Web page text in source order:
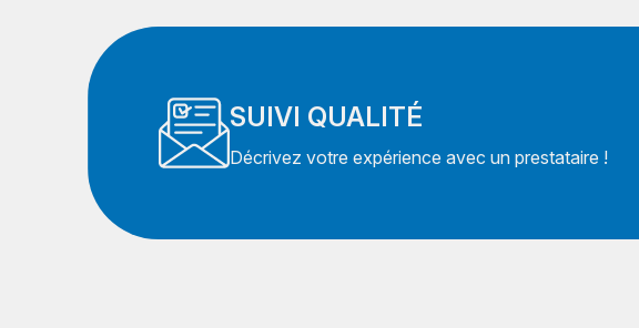
SUIVI QUALITÉ
Décrivez votre expérience avec un prestataire !